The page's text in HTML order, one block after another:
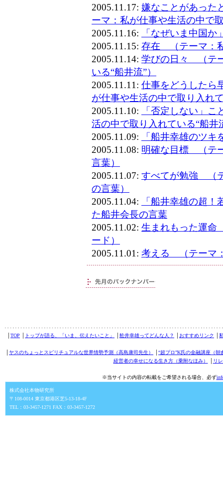
2005.11.17: 嫌なことがあった
ーマ：私が仕事や生活の中で
2005.11.16:
「なぜいま中国
2005.11.15: 存在 （テーマ：
2005.11.14: 学びの日々 （テ
いる“船井流”）
2005.11.11: 仕事をどうしたら
が仕事や生活の中で取り入れ
2005.11.10:
「否定しない」
活の中で取り入れている“船井
2005.11.09:
「船井幸雄のツ
2005.11.08: 明確な目標 （テ
言葉）
2005.11.07: すべてが勉強 （
の言葉）
2005.11.04:
「船井幸雄の超
た船井会長の言葉
2005.11.02: 生まれもった運命
ード）
2005.11.01: 考える （テーマ
TOP トップが語る、「いま、伝えたいこと」 舩井幸雄ってどんな人？ おすすめリンク
ヤスのちょっとスピリチュアルな世界情勢予測（高島康司先生）
“超プロ”K氏の金融講座（朝
経営者の幸せになる生き方（乗附なほみ）
リ
※当サイトの内容の転載をご希望される場合、必ず
株式会社本物研究所
〒108-0014 東京都港区芝5-13-18-4F
TEL：03-3457-1271 FAX：03-3457-1272